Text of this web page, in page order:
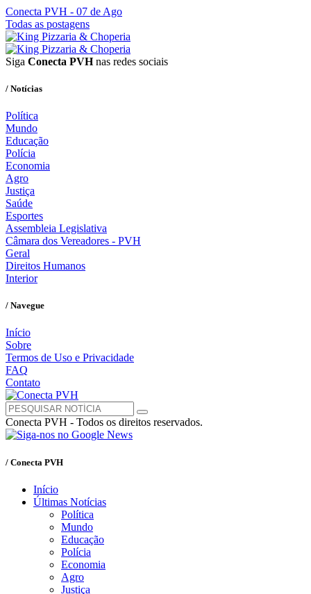
Conecta PVH - 07 de Ago
Todas as postagens
Siga Conecta PVHnas redes sociais
/ Notícias
Política
Mundo
Educação
Polícia
Economia
Agro
Justiça
Saúde
Esportes
Assembleia Legislativa
Câmara dos Vereadores - PVH
Geral
Direitos Humanos
Interior
/ Navegue
Início
Sobre
Termos de Uso e Privacidade
FAQ
Contato
Conecta PVH - Todos os direitos reservados.
/ Conecta PVH
Início
Últimas Notícias
Política
Mundo
Educação
Polícia
Economia
Agro
Justiça